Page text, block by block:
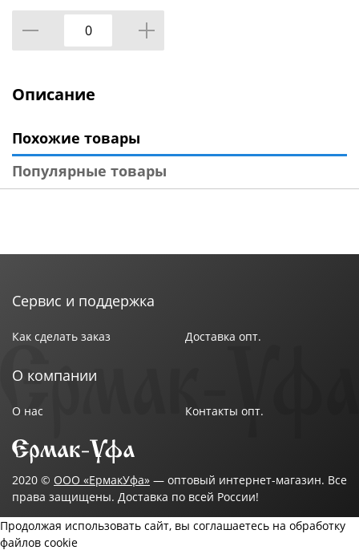
Описание
Похожие товары
Популярные товары
Сервис и поддержка
Как сделать заказ Доставка опт.
О компании
О нас Контакты опт.
2020 © ООО «ЕрмакУфа» — оптовый интернет-магазин. Все
права защищены. Доставка по всей России!
Продолжая использовать сайт, вы соглашаетесь на обработку
файлов cookie